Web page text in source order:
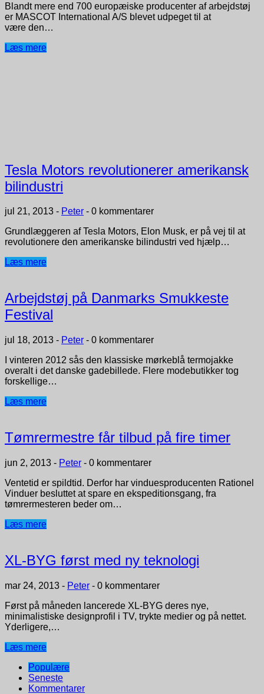
Blandt mere end 700 europæiske producenter af arbejdstøj
er MASCOT International A/S blevet udpeget til at
være den…
Læs mere
Tesla Motors revolutionerer amerikansk
bilindustri
jul 21, 2013 - Peter - 0 kommentarer
Grundlæggeren af Tesla Motors, Elon Musk, er på vej til at
revolutionere den amerikanske bilindustri ved hjælp…
Læs mere
Arbejdstøj på Danmarks Smukkeste
Festival
jul 18, 2013 - Peter - 0 kommentarer
I vinteren 2012 sås den klassiske mørkeblå termojakke
overalt i det danske gadebillede. Flere modebutikker tog
forskellige…
Læs mere
Tømrermestre får tilbud på fire timer
jun 2, 2013 - Peter - 0 kommentarer
Ventetid er spildtid. Derfor har vinduesproducenten Rationel
Vinduer besluttet at spare en ekspeditionsgang, fra
tømrermesteren beder om…
Læs mere
XL-BYG først med ny teknologi
mar 24, 2013 - Peter - 0 kommentarer
Først på måneden lancerede XL-BYG deres nye,
minimalistiske designprofil i TV, trykte medier og på nettet.
Yderligere,…
Læs mere
Populære
Seneste
Kommentarer